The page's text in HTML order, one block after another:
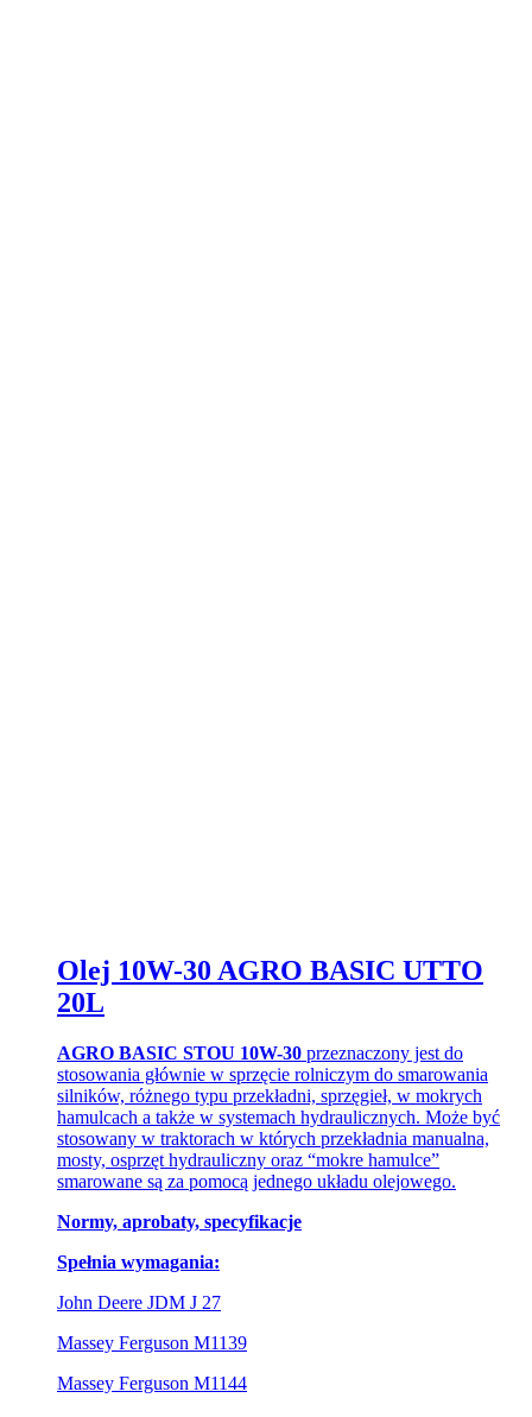
Olej 10W-30 AGRO BASIC UTTO
20L
AGRO BASIC STOU 10W-30 przeznaczony jest do
stosowania głównie w sprzęcie rolniczym do smarowania
silników, różnego typu przekładni, sprzęgieł, w mokrych
hamulcach a także w systemach hydraulicznych. Może być
stosowany w traktorach w których przekładnia manualna,
mosty, osprzęt hydrauliczny oraz “mokre hamulce”
smarowane są za pomocą jednego układu olejowego.
Normy, aprobaty, specyfikacje
​​Spełnia wymagania:
John Deere JDM J 27
Massey Ferguson M1139
Massey Ferguson M1144